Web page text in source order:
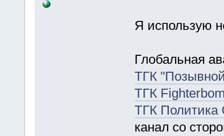
Я использую
Глобальная
ТГК
ТГК
ТГК Политика
канал со